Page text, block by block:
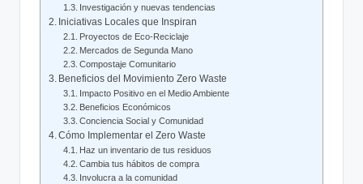
Investigación y nuevas tendencias
Iniciativas Locales que Inspiran
Proyectos de Eco-Reciclaje
Mercados de Segunda Mano
Compostaje Comunitario
Beneficios del Movimiento Zero Waste
Impacto Positivo en el Medio Ambiente
Beneficios Económicos
Conciencia Social y Comunidad
Cómo Implementar el Zero Waste
Haz un inventario de tus residuos
Cambia tus hábitos de compra
Involucra a la comunidad